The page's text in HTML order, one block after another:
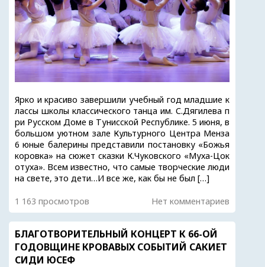
Ярко и красиво завершили учебный год младшие к
лассы школы классического танца им. С.Дягилева п
ри Русском Доме в Тунисской Республике. 5 июня, в
большом уютном зале Культурного Центра Менза
6 юные балерины представили постановку «Божья
коровка» на сюжет сказки К.Чуковского «Муха-Цок
отуха». Всем известно, что самые творческие люди
на свете, это дети…И все же, как бы не был […]
1 163 просмотров Нет комментариев
БЛАГОТВОРИТЕЛЬНЫЙ КОНЦЕРТ К 66-ОЙ
ГОДОВЩИНЕ КРОВАВЫХ СОБЫТИЙ САКИЕТ
СИДИ ЮСЕФ